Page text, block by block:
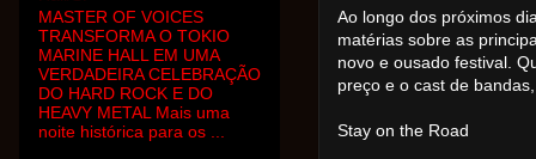
Ao longo dos próximos
matérias sobre as
novo e ousado festival.
preço e o cast de
Stay on the Road
MASTER OF VOICES
TRANSFORMA O TOKIO
MARINE HALL EM UMA
VERDADEIRA CELEBRAÇÃO
DO HARD ROCK E DO
HEAVY METAL Mais uma
noite histórica para os ...